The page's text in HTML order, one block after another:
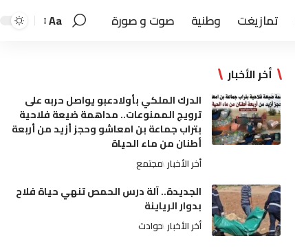
تمازيغت وطنية صوت و صورة Aa
أخر الأخبار
الدرك الملكي بأولادعبو يواصل حربه على
ترويج الممنوعات.. مداهمة ضيعة فلاحية
بتراب جماعة بن امعاشو وحجز أزيد من أربعة
أطنان من ماء الحياة
أخر الأخبار مجتمع
الجديدة.. آلة درس الحمص تنهي حياة فلاح
بدوار الرياينة
أخر الأخبار حوادث